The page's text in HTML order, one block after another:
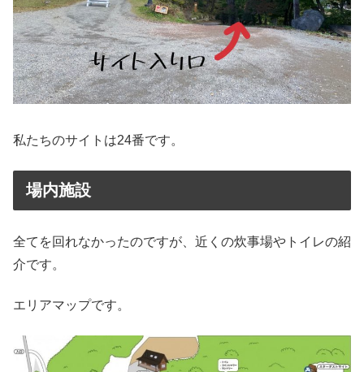
私たちのサイトは24番です。
場内施設
全てを回れなかったのですが、近くの炊事場やトイレの紹
介です。
エリアマップです。